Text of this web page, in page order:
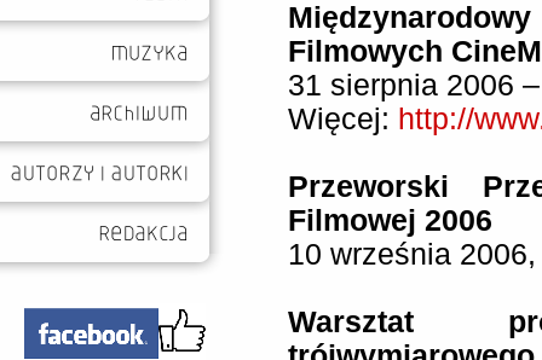
Filmowych
31 sierpnia 2006
Więcej: http://
Przeworski
Filmowej 2006
10 września
Warsztat